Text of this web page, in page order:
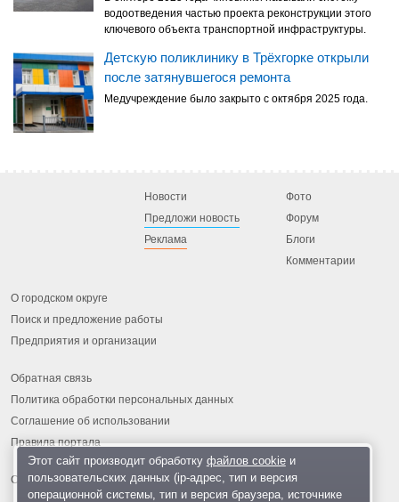
водоотведения частью проекта реконструкции этого
ключевого объекта транспортной инфраструктуры.
Детскую поликлинику в Трёхгорке открыли
после затянувшегося ремонта
Медучреждение было закрыто с октября 2025 года.
Новости
Предложи новость
Реклама
Фото
Форум
Блоги
Комментарии
О городском округе
Поиск и предложение работы
Предприятия и организации
Обратная связь
Политика обработки персональных данных
Соглашение об использовании
Правила портала
Этот сайт производит обработку файлов cookieи
пользовательских данных (ip-адрес, тип и версия
операционной системы, тип и версия браузера, источнике